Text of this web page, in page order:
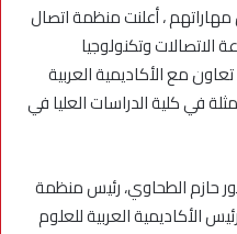
، أعلنت منظمة اتصال
وتكنولوجيا
مع الأكاديمية العربية
في كلية الدراسات العليا في
حازم الطحاوي، رئيس منظمة
الأكاديمية العربية للعلوم